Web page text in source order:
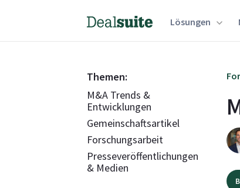
Lösungen
Themen:
M&A Trends &
Entwicklungen
Gemeinschaftsartikel
Forschungsarbeit
Presseveröffentlichungen
& Medien